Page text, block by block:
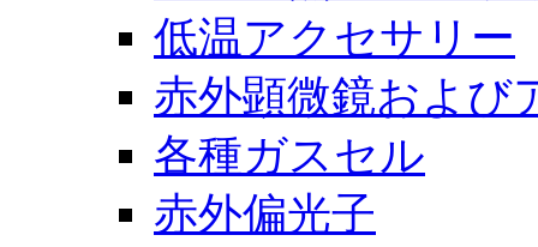
低温アクセサリー
赤外顕微鏡および
各種ガスセル
赤外偏光子